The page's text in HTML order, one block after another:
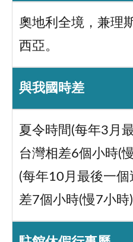
奧地利全境，兼理
西亞。
與我國時差
夏令時間(每年3月
台灣相差6個小時(
(每年10月最後一個
差7個小時(慢7小時)